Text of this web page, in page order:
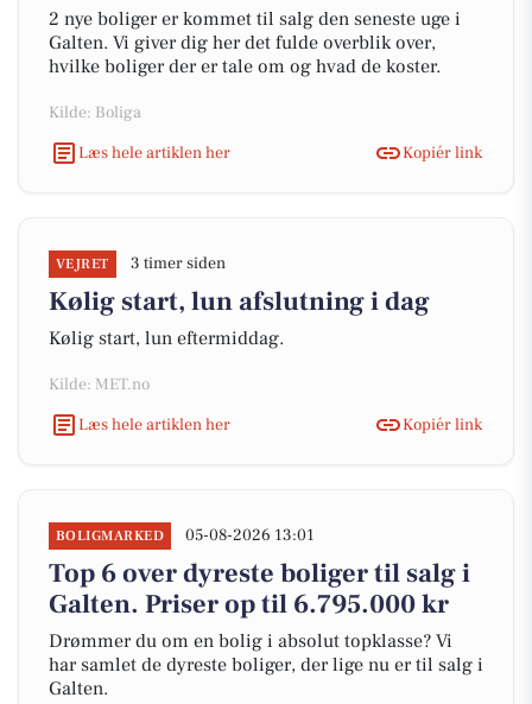
2 nye boliger er kommet til salg den seneste uge i
Galten. Vi giver dig her det fulde overblik over,
hvilke boliger der er tale om og hvad de koster.
Kilde: Boliga
Læs hele artiklen her
Kopiér link
VEJRET 3 timer siden
Kølig start, lun afslutning i dag
Kølig start, lun eftermiddag.
Kilde: MET.no
Læs hele artiklen her
Kopiér link
BOLIGMARKED 05-08-2026 13:01
Top 6 over dyreste boliger til salg i
Galten. Priser op til 6.795.000 kr
Drømmer du om en bolig i absolut topklasse? Vi
har samlet de dyreste boliger, der lige nu er til salg i
Galten.